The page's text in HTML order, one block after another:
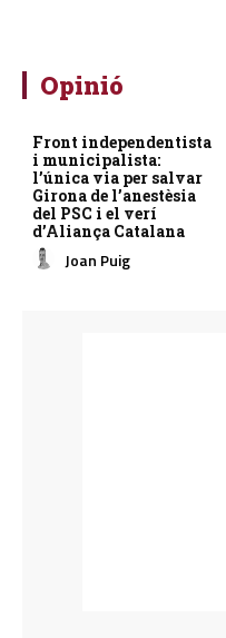
Opinió
Front independentista
i municipalista:
l’única via per salvar
Girona de l’anestèsia
del PSC i el verí
d’Aliança Catalana
Joan Puig